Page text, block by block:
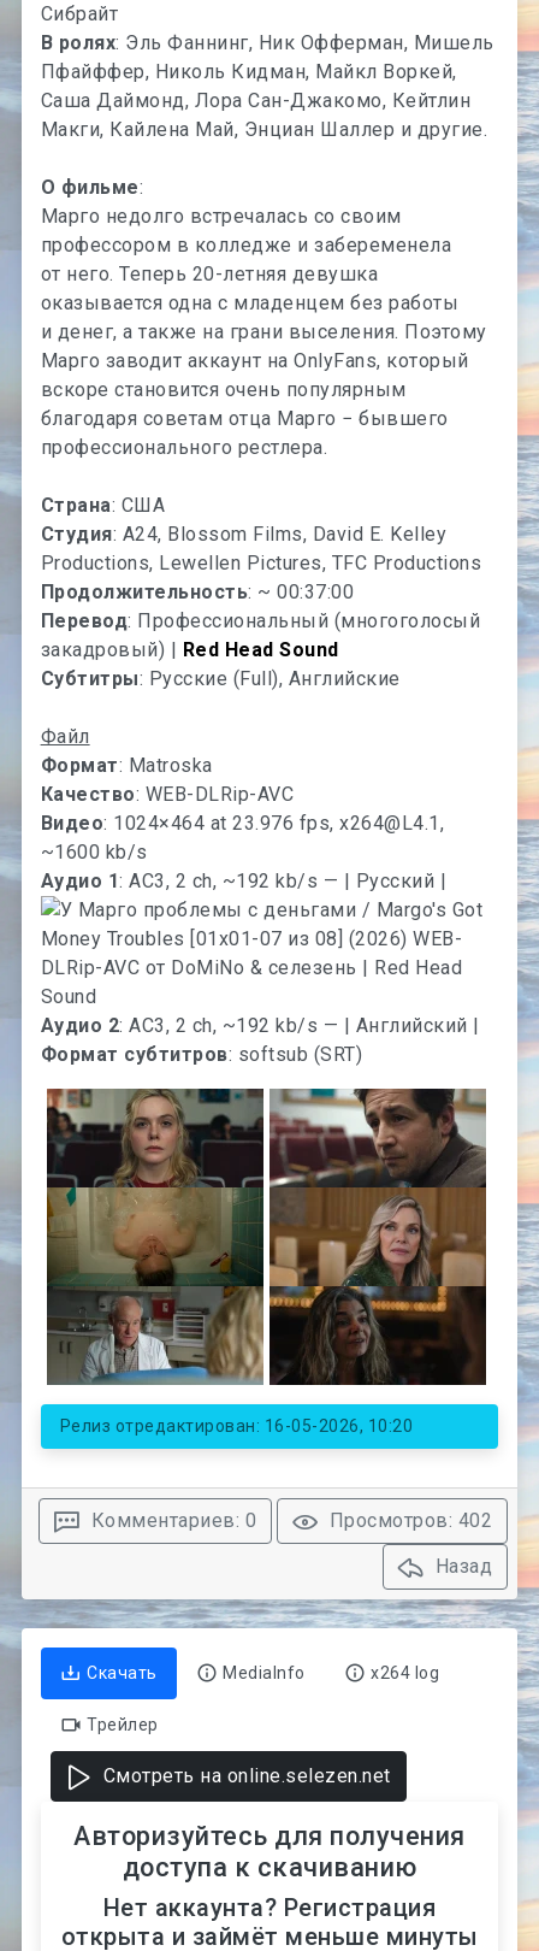
Сибрайт
В ролях: Эль Фаннинг, Ник Офферман, Мишель
Пфайффер, Николь Кидман, Майкл Воркей,
Саша Даймонд, Лора Сан-Джакомо, Кейтлин
Макги, Кайлена Май, Энциан Шаллер и другие.
О фильме:
Марго недолго встречалась со своим
профессором в колледже и забеременела
от него. Теперь 20-летняя девушка
оказывается одна с младенцем без работы
и денег, а также на грани выселения. Поэтому
Марго заводит аккаунт на OnlyFans, который
вскоре становится очень популярным
благодаря советам отца Марго − бывшего
профессионального рестлера.
Страна: США
Студия: A24, Blossom Films, David E. Kelley
Productions, Lewellen Pictures, TFC Productions
Продолжительность: ~ 00:37:00
Перевод: Профессиональный (многоголосый
закадровый) | Red Head Sound
Субтитры: Русские (Full), Английские
Файл
Формат: Matroska
Качество: WEB-DLRip-AVC
Видео: 1024×464 at 23.976 fps,x264@L4.1,
~1600 kb/s
Аудио 1: AC3, 2 ch, ~192 kb/s — | Русский |
Аудио 2: AC3, 2 ch, ~192 kb/s — | Английский |
Формат субтитров: softsub (SRT)
Релиз отредактирован: 16-05-2026, 10:20
Комментариев: 0
Просмотров: 402
Назад
Скачать MediaInfo x264 log
Трейлер
Смотреть на online.selezen.net
Авторизуйтесь для получения
доступа к скачиванию
Нет аккаунта? Регистрация
открыта и займёт меньше минуты